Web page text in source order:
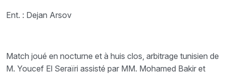
Ent. : Dejan Arsov
Match joué en nocturne et à huis clos, arbitrage tunisien de
M. Youcef El Seraïri assisté par MM. Mohamed Bakir et